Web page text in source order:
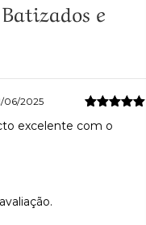
e
de 5
06/2025
excelente com o